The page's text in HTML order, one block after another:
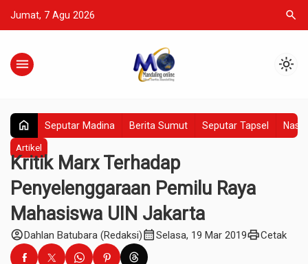
Jumat, 7 Agu 2026 search
menu light_mode
home Seputar Madina Berita Sumut Seputar Tapsel
Artikel
Kritik Marx Terhadap
Penyelenggaraan Pemilu Raya
Mahasiswa UIN Jakarta
account_circleDahlan Batubara (Redaksi)calendar_monthSelasa, 19 Mar 2019printCetak